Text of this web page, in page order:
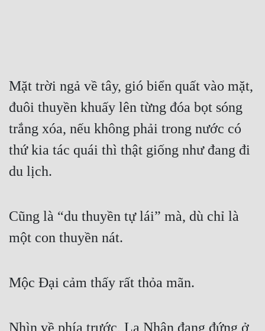
Truyện ngắn
Xa Lộ Dịch
Cung Đấu
Cạnh Kỹ
Cổ Đại
Du Hí
Dị Giới
Mặt trời ngả về tây, gió biển quất vào mặt,
đuôi thuyền khuấy lên từng đóa bọt sóng
trắng xóa, nếu không phải trong nước có
thứ kia tác quái thì thật giống như đang đi
du lịch.
Cũng là “du thuyền tự lái” mà, dù chỉ là
một con thuyền nát.
Mộc Đại cảm thấy rất thỏa mãn.
Nhìn về phía trước, La Nhận đang đứng ở